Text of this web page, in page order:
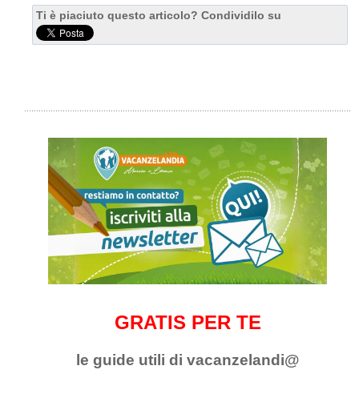
Ti è piaciuto questo articolo? Condividilo su
GRATIS PER TE
le guide utili di vacanzelandi@